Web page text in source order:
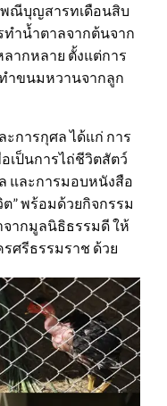
ณีบุญสารทเดือนสิบ
ำน้ำตาลจากต้นจาก
ากหลาย ตั้งแต่การ
ำขนมหวานจากลูก
การกุศล ได้แก่ การ
เป็นการไถ่ชีวิตสัตว์
และการมอบหนังสือ
” พร้อมด้วยกิจกรรม
ากมูลนิธิธรรมดี ให้
รศรีธรรมราช ด้วย